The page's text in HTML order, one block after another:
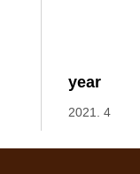
year
2021. 4